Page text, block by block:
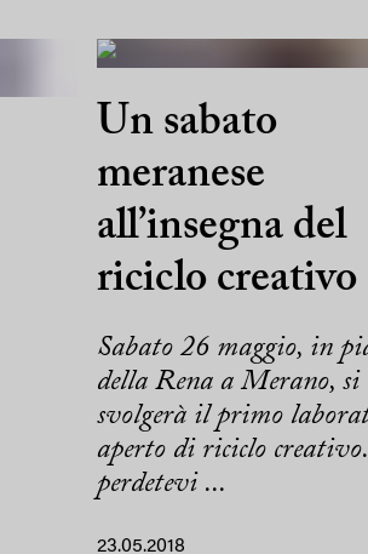
Un sabato
meranese
all’insegna del
riciclo creativo
Sabato 26 maggio, in
della Rena a Merano, si
svolgerà il primo
aperto di riciclo
perdetevi ...
23.05.2018